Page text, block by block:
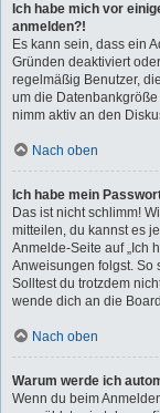
Ich habe mich vor
anmelden?!
Es kann sein, dass ein
Gründen deaktiviert
regelmäßig Benutzer,
um die
nimm aktiv an den
Nach oben
Ich habe mein
Das ist nicht schlimm!
mitteilen, du kannst es
Anmelde-Seite auf „Ich
Anweisungen folgst. So
Solltest du trotzdem
wende dich an die
Nach oben
Warum werde ich
Wenn du beim